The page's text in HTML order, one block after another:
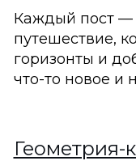
Каждый пост —
путешествие,
горизонты и
что-то новое и
Геометрия-